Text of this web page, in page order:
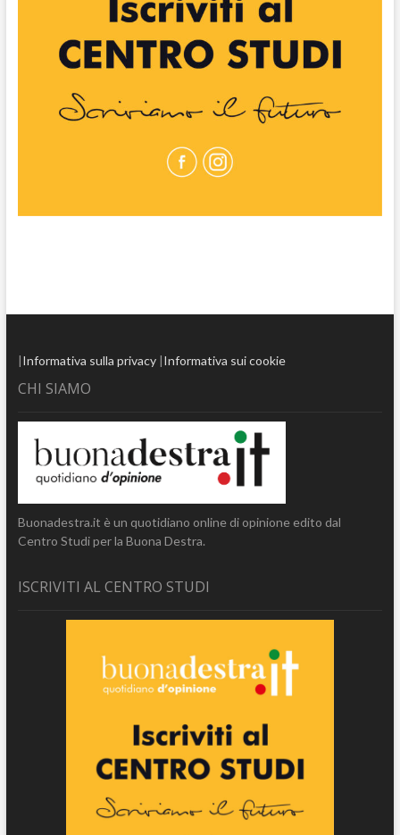
|Informativa sulla privacy|Informativa sui cookie
CHI SIAMO
Buonadestra.it è un quotidiano online di opinione edito dal
Centro Studi per la Buona Destra.
ISCRIVITI AL CENTRO STUDI